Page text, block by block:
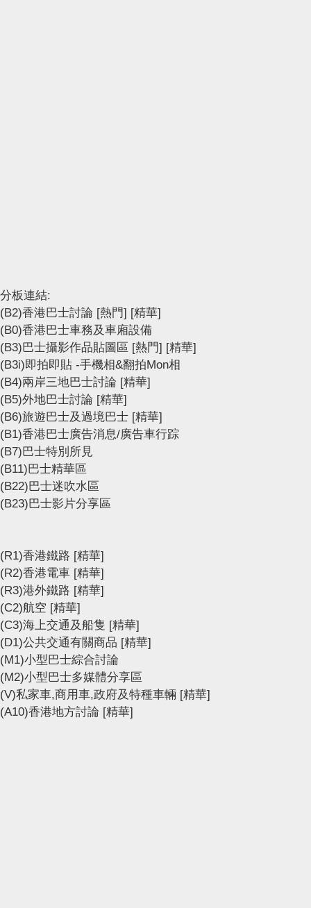
分板連結:
(B2)香港巴士討論 [熱門] [精華]
(B0)香港巴士車務及車廂設備
(B3)巴士攝影作品貼圖區 [熱門] [精華]
(B3i)即拍即貼 -手機相&翻拍Mon相
(B4)兩岸三地巴士討論 [精華]
(B5)外地巴士討論 [精華]
(B6)旅遊巴士及過境巴士 [精華]
(B1)香港巴士廣告消息/廣告車行踪
(B7)巴士特別所見
(B11)巴士精華區
(B22)巴士迷吹水區
(B23)巴士影片分享區
(R1)香港鐵路 [精華]
(R2)香港電車 [精華]
(R3)港外鐵路 [精華]
(C2)航空 [精華]
(C3)海上交通及船隻 [精華]
(D1)公共交通有關商品 [精華]
(M1)小型巴士綜合討論
(M2)小型巴士多媒體分享區
(V)私家車,商用車,政府及特種車輛 [精華]
(A10)香港地方討論 [精華]